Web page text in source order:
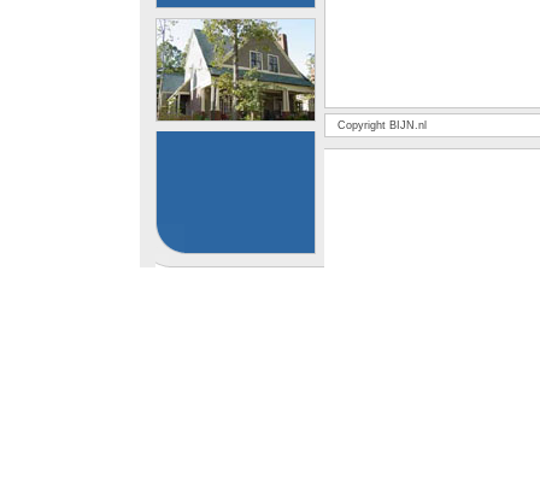
Copyright BIJN.nl